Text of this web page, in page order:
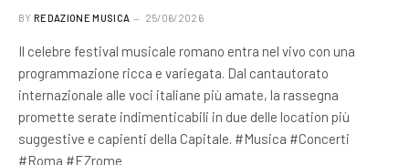
BY REDAZIONE MUSICA 25/06/2026
Il celebre festival musicale romano entra nel vivo con una
programmazione ricca e variegata. Dal cantautorato
internazionale alle voci italiane più amate, la rassegna
promette serate indimenticabili in due delle location più
suggestive e capienti della Capitale. #Musica #Concerti
#Roma #EZrome